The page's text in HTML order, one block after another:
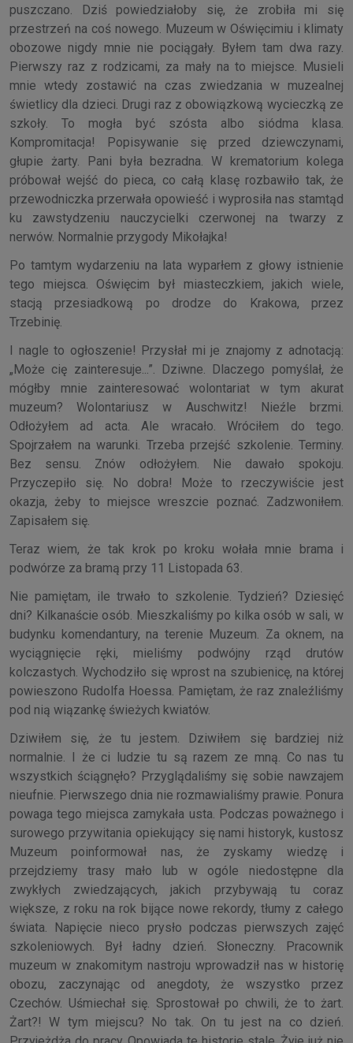
puszczano. Dziś powiedziałoby się, że zrobiła mi się
przestrzeń na coś nowego. Muzeum w Oświęcimiu i klimaty
obozowe nigdy mnie nie pociągały. Byłem tam dwa razy.
Pierwszy raz z rodzicami, za mały na to miejsce. Musieli
mnie wtedy zostawić na czas zwiedzania w muzealnej
świetlicy dla dzieci. Drugi raz z obowiązkową wycieczką ze
szkoły. To mogła być szósta albo siódma klasa.
Kompromitacja! Popisywanie się przed dziewczynami,
głupie żarty. Pani była bezradna. W krematorium kolega
próbował wejść do pieca, co całą klasę rozbawiło tak, że
przewodniczka przerwała opowieść i wyprosiła nas stamtąd
ku zawstydzeniu nauczycielki czerwonej na twarzy z
nerwów. Normalnie przygody Mikołajka!
Po tamtym wydarzeniu na lata wyparłem z głowy istnienie
tego miejsca. Oświęcim był miasteczkiem, jakich wiele,
stacją przesiadkową po drodze do Krakowa, przez
Trzebinię.
I nagle to ogłoszenie! Przysłał mi je znajomy z adnotacją:
„Może cię zainteresuje...”. Dziwne. Dlaczego pomyślał, że
mógłby mnie zainteresować wolontariat w tym akurat
muzeum? Wolontariusz w Auschwitz! Nieźle brzmi.
Odłożyłem ad acta. Ale wracało. Wróciłem do tego.
Spojrzałem na warunki. Trzeba przejść szkolenie. Terminy.
Bez sensu. Znów odłożyłem. Nie dawało spokoju.
Przyczepiło się. No dobra! Może to rzeczywiście jest
okazja, żeby to miejsce wreszcie poznać. Zadzwoniłem.
Zapisałem się.
Teraz wiem, że tak krok po kroku wołała mnie brama i
podwórze za bramą przy 11 Listopada 63.
Nie pamiętam, ile trwało to szkolenie. Tydzień? Dziesięć
dni? Kilkanaście osób. Mieszkaliśmy po kilka osób w sali, w
budynku komendantury, na terenie Muzeum. Za oknem, na
wyciągnięcie ręki, mieliśmy podwójny rząd drutów
kolczastych. Wychodziło się wprost na szubienicę, na której
powieszono Rudolfa Hoessa. Pamiętam, że raz znaleźliśmy
pod nią wiązankę świeżych kwiatów.
Dziwiłem się, że tu jestem. Dziwiłem się bardziej niż
normalnie. I że ci ludzie tu są razem ze mną. Co nas tu
wszystkich ściągnęło? Przyglądaliśmy się sobie nawzajem
nieufnie. Pierwszego dnia nie rozmawialiśmy prawie. Ponura
powaga tego miejsca zamykała usta. Podczas poważnego i
surowego przywitania opiekujący się nami historyk, kustosz
Muzeum poinformował nas, że zyskamy wiedzę i
przejdziemy trasy mało lub w ogóle niedostępne dla
zwykłych zwiedzających, jakich przybywają tu coraz
większe, z roku na rok bijące nowe rekordy, tłumy z całego
świata. Napięcie nieco prysło podczas pierwszych zajęć
szkoleniowych. Był ładny dzień. Słoneczny. Pracownik
muzeum w znakomitym nastroju wprowadził nas w historię
obozu, zaczynając od anegdoty, że wszystko przez
Czechów. Uśmiechał się. Sprostował po chwili, że to żart.
Żart?! W tym miejscu? No tak. On tu jest na co dzień.